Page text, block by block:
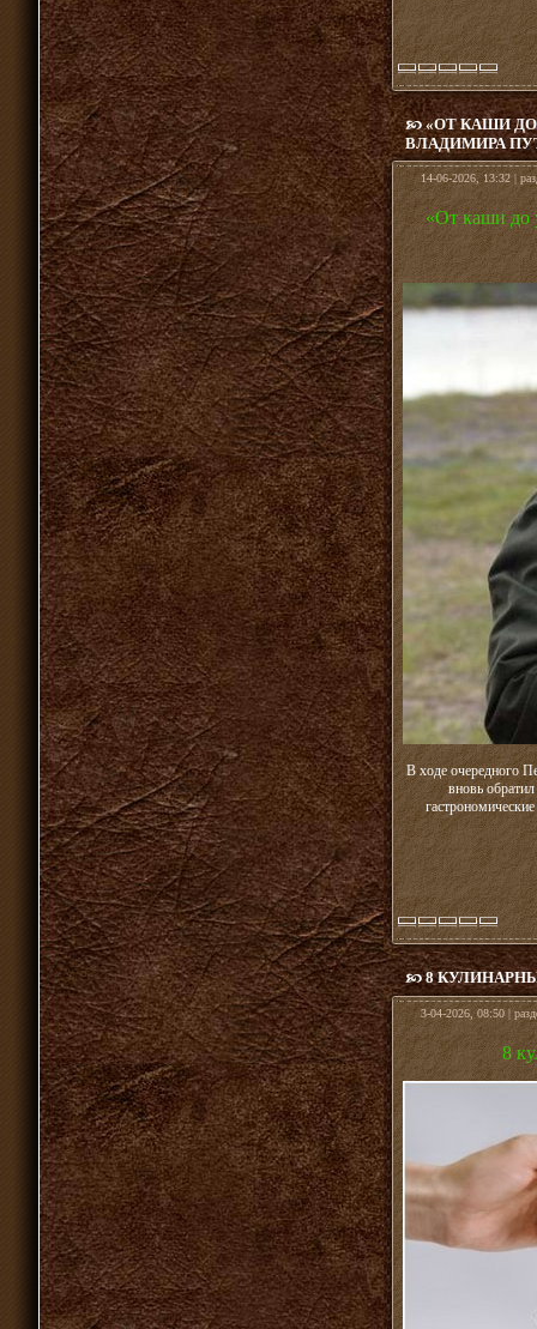
«ОТ КАШИ
ВЛАДИМИРА
14-06-2026, 13:32 |
«От каши до
В ходе очередного
вновь
8
3-04-2026, 08:50 |
8